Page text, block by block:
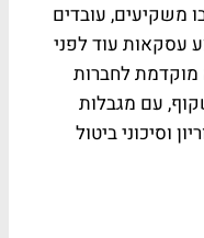
משקיעים, עובדים
עסקאות עוד לפני
לחברות
עם מגבלות
וסיכוני ביטול